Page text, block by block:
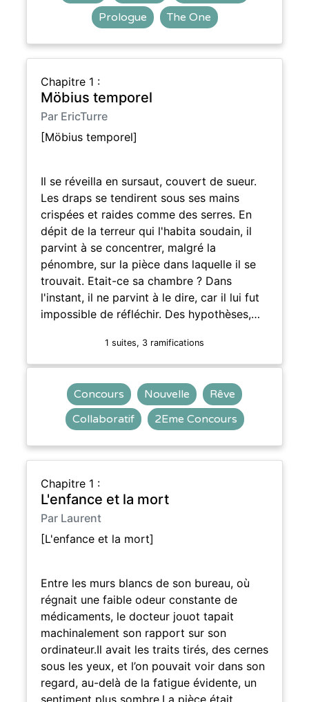
Prologue
The One
Chapitre 1 :
Möbius temporel
Par EricTurre
[Möbius temporel]
Il se réveilla en sursaut, couvert de sueur.
Les draps se tendirent sous ses mains
crispées et raides comme des serres. En
dépit de la terreur qui l'habita soudain, il
parvint à se concentrer, malgré la
pénombre, sur la pièce dans laquelle il se
trouvait. Etait-ce sa chambre ? Dans
l'instant, il ne parvint à le dire, car il lui fut
impossible de réfléchir. Des hypothèses,…
1 suites, 3 ramifications
Concours Nouvelle
Rêve
Collaboratif
2Eme Concours
Chapitre 1 :
L'enfance et la mort
Par Laurent
[L'enfance et la mort]
Entre les murs blancs de son bureau, où
régnait une faible odeur constante de
médicaments, le docteur jouot tapait
machinalement son rapport sur son
ordinateur.Il avait les traits tirés, des cernes
sous les yeux, et l’on pouvait voir dans son
regard, au-delà de la fatigue évidente, un
sentiment plus sombre.La pièce était